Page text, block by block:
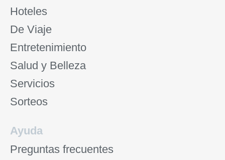
Hoteles
De Viaje
Entretenimiento
Salud y Belleza
Servicios
Sorteos
Ayuda
Preguntas frecuentes